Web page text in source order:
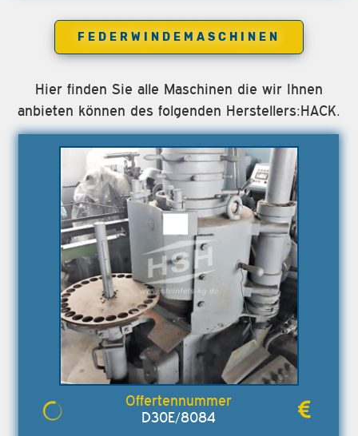
FEDERWINDEMASCHINEN
Hier finden Sie alle Maschinen die wir Ihnen
anbieten können des folgenden Herstellers:HACK.
D30E/8084